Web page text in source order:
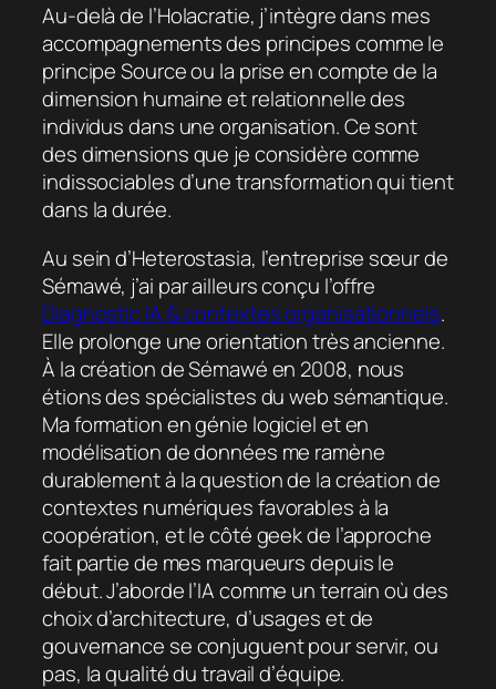
Au-delà de l’Holacratie, j’intègre dans mes
accompagnements des principes comme le
principe Source ou la prise en compte de la
dimension humaine et relationnelle des
individus dans une organisation. Ce sont
des dimensions que je considère comme
indissociables d’une transformation qui tient
dans la durée.
Au sein d’Heterostasia, l’entreprise sœur de
Sémawé, j’ai par ailleurs conçu l’offre
Diagnostic IA & contextes organisationnels.
Elle prolonge une orientation très ancienne.
À la création de Sémawé en 2008, nous
étions des spécialistes du web sémantique.
Ma formation en génie logiciel et en
modélisation de données me ramène
durablement à la question de la création de
contextes numériques favorables à la
coopération, et le côté geek de l’approche
fait partie de mes marqueurs depuis le
début. J’aborde l’IA comme un terrain où des
choix d’architecture, d’usages et de
gouvernance se conjuguent pour servir, ou
pas, la qualité du travail d’équipe.